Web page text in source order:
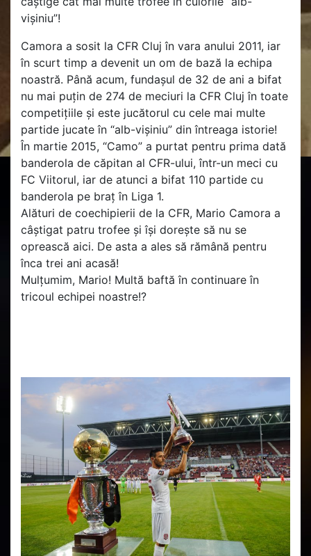
vișiniu”!
Camora a sosit la CFR Cluj în vara anului 2011, iar
în scurt timp a devenit un om de bază la echipa
noastră. Până acum, fundașul de 32 de ani a bifat
nu mai puțin de 274 de meciuri la CFR Cluj în toate
competițiile și este jucătorul cu cele mai multe
partide jucate în “alb-vișiniu” din întreaga istorie!
În martie 2015, “Camo” a purtat pentru prima dată
banderola de căpitan al CFR-ului, într-un meci cu
FC Viitorul, iar de atunci a bifat 110 partide cu
banderola pe braț în Liga 1.
Alături de coechipierii de la CFR, Mario Camora a
câștigat patru trofee și își dorește să nu se
oprească aici. De asta a ales să rămână pentru
înca trei ani acasă!
Mulțumim, Mario! Multă baftă în continuare în
tricoul echipei noastre!?